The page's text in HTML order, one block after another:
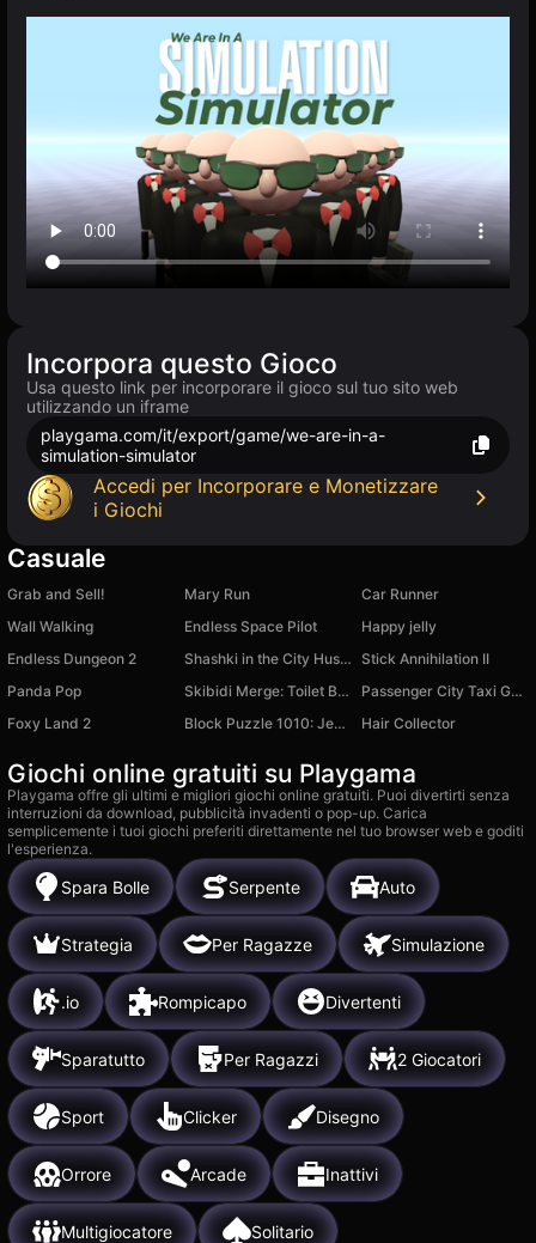
Incorpora questo Gioco
Usa questo link per incorporare il gioco sul tuo sito web
utilizzando un iframe
playgama.com/it/export/game/we-are-in-a-
simulation-simulator
Accedi per Incorporare e Monetizzare
i Giochi
Casuale
Grab and Sell! Mary Run
Car Runner
Wall Walking
Endless Space Pilot
Happy jelly
Endless Dungeon 2
Shashki in the City Hustle
Stick Annihilation II
Panda Pop
Skibidi Merge: Toilet Battle
Passenger City Taxi Game
Foxy Land 2
Block Puzzle 1010: Jewel Lines Hair Collector
Giochi online gratuiti su Playgama
Playgama offre gli ultimi e migliori giochi online gratuiti. Puoi divertirti senza
interruzioni da download, pubblicità invadenti o pop-up. Carica
semplicemente i tuoi giochi preferiti direttamente nel tuo browser web e goditi
l'esperienza.
Spara Bolle Serpente Auto
Strategia Per Ragazze Simulazione
.io Rompicapo Divertenti
Sparatutto Per Ragazzi 2 Giocatori
Sport Clicker Disegno
Orrore Arcade Inattivi
Multigiocatore Solitario